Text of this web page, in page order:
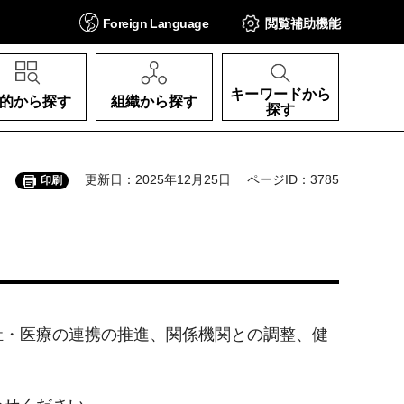
Foreign Language 閲覧補助機能
から探す 組織から探す
キーワードから
探す
印刷 更新日：2025年12月25日 ページID：3785
医療の連携の推進、関係機関との調整、健